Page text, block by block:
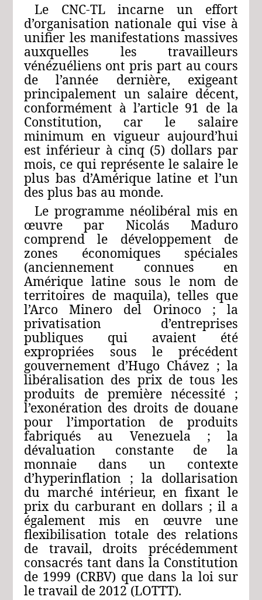
Le CNC-TL incarne un effort
d’organisation nationale qui vise à
unifier les manifestations massives
auxquelles les travailleurs
vénézuéliens ont pris part au cours
de l’année dernière, exigeant
principalement un salaire décent,
conformément à l’article 91 de la
Constitution, car le salaire
minimum en vigueur aujourd’hui
est inférieur à cinq (5) dollars par
mois, ce qui représente le salaire le
plus bas d’Amérique latine et l’un
des plus bas au monde.
Le programme néolibéral mis en
œuvre par Nicolás Maduro
comprend le développement de
zones économiques spéciales
(anciennement connues en
Amérique latine sous le nom de
territoires de maquila), telles que
l’Arco Minero del Orinoco ; la
privatisation d’entreprises
publiques qui avaient été
expropriées sous le précédent
gouvernement d’Hugo Chávez ; la
libéralisation des prix de tous les
produits de première nécessité ;
l’exonération des droits de douane
pour l’importation de produits
fabriqués au Venezuela ; la
dévaluation constante de la
monnaie dans un contexte
d’hyperinflation ; la dollarisation
du marché intérieur, en fixant le
prix du carburant en dollars ; il a
également mis en œuvre une
flexibilisation totale des relations
de travail, droits précédemment
consacrés tant dans la Constitution
de 1999 (CRBV) que dans la loi sur
le travail de 2012 (LOTTT).